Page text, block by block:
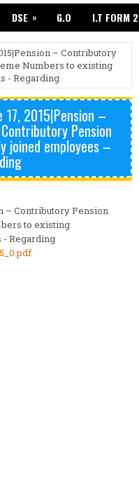
DSE » G.O I.T FORM
– Contributory
Numbers to existing
- Regarding
2015|Pension –
Pension
joined employees –
– Contributory Pension
to existing
Regarding